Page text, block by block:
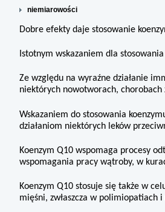
niemiarowości
Dobre efekty daje stosowanie
Istotnym wskazaniem dla
Ze względu na wyraźne działanie
niektórych nowotworach, chorobach
Wskazaniem do stosowania
działaniom niektórych leków
Koenzym Q10 wspomaga procesy
wspomagania pracy wątroby, w
Koenzym Q10 stosuje się także w
mięśni, zwłaszcza w polimiopatiach